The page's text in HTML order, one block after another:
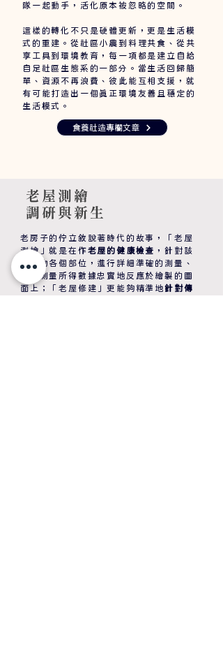
食養社造專欄文章
隊一起動手，活化原本被忽略的空間。
這樣的轉化不只是硬體更新，更是生活模
式的重建。從社區小農到料理共食、從共
享工具到環境教育，每一項都是建立自給
自足社區生態系的一部分。當生活回歸簡
單、資源不再浪費、彼此能互相支援，就
有可能打造出一個真正環境友善且穩定的
生活模式。
老屋測繪
調研與新生
老房子的佇立敘說著時代的故事，「老屋
測繪」就是在作老屋的健康檢查 ，針對該
建築物各個部位，進行詳細準確的測量、
並將測量所得數據忠實地反應於繪製的圖
面上；「老屋修建」更能夠精準地針對傳